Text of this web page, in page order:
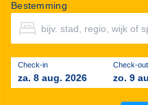
Bestemming
Check-in
za. 8 aug. 2026
Check-out
zo. 9